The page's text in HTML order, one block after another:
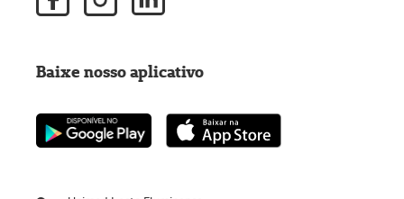
Baixe nosso aplicativo